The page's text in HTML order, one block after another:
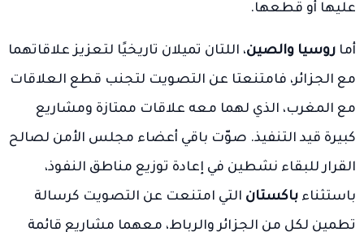
عليها أو قطعها.
أما روسيا والصين، اللتان تميلان تاريخيًا لتعزيز علاقاتهما
مع الجزائر، فامتنعتا عن التصويت لتجنب قطع العلاقات
مع المغرب، الذي لهما معه علاقات ممتازة ومشاريع
كبيرة قيد التنفيذ. صوّت باقي أعضاء مجلس الأمن لصالح
القرار للبقاء نشطين في إعادة توزيع مناطق النفوذ،
باستثناء باكستان التي امتنعت عن التصويت كرسالة
تطمين لكل من الجزائر والرباط، معهما مشاريع قائمة